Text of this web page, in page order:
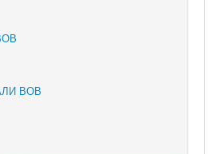
ВОВ